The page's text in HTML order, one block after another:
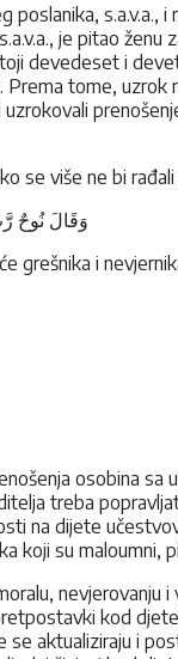
poslanika,
je pitao ženu
devedeset i
Prema tome,
se više ne bi
وَقَالَ نُوحٌ
grešnika i
osobina sa
treba
na dijete
koji su maloumni,
kod
aktualiziraju i